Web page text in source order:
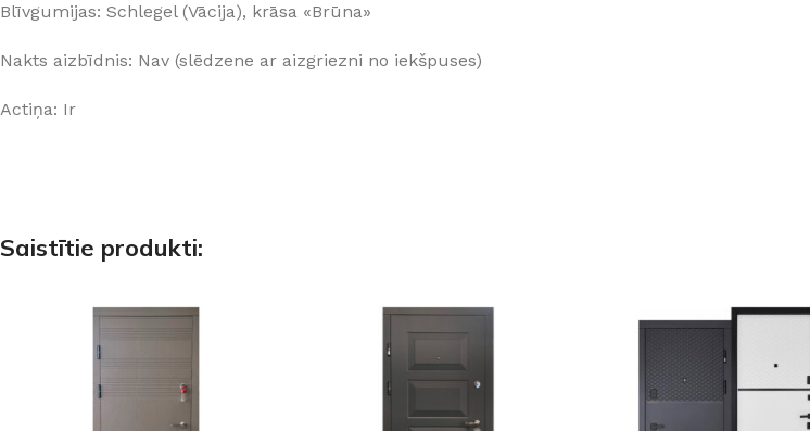
Blīvgumijas: Schlegel (Vācija), krāsa «Brūna»
Nakts aizbīdnis: Nav (slēdzene ar aizgriezni no iekšpuses)
Actiņa: Ir
Saistītie produkti: